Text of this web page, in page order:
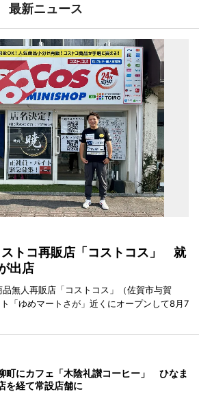
最新ニュース
トコ再販店「コストコス」 就
出店
無人再販店「コストコス」（佐賀市与賀
「ゆめマートさが」近くにオープンして8月7
町にカフェ「木陰礼讃コーヒー」 ひなま
を経て常設店舗に